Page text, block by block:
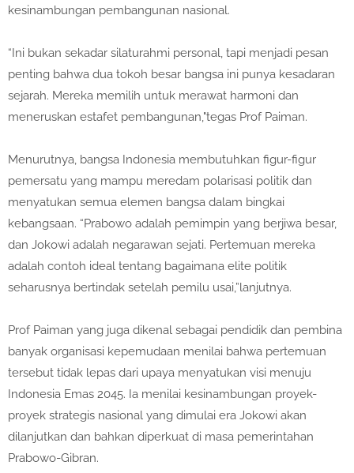
kesinambungan pembangunan nasional.
“Ini bukan sekadar silaturahmi personal, tapi menjadi pesan
penting bahwa dua tokoh besar bangsa ini punya kesadaran
sejarah. Mereka memilih untuk merawat harmoni dan
meneruskan estafet pembangunan,"tegas Prof Paiman.
Menurutnya, bangsa Indonesia membutuhkan figur-figur
pemersatu yang mampu meredam polarisasi politik dan
menyatukan semua elemen bangsa dalam bingkai
kebangsaan. “Prabowo adalah pemimpin yang berjiwa besar,
dan Jokowi adalah negarawan sejati. Pertemuan mereka
adalah contoh ideal tentang bagaimana elite politik
seharusnya bertindak setelah pemilu usai,”lanjutnya.
Prof Paiman yang juga dikenal sebagai pendidik dan pembina
banyak organisasi kepemudaan menilai bahwa pertemuan
tersebut tidak lepas dari upaya menyatukan visi menuju
Indonesia Emas 2045. Ia menilai kesinambungan proyek-
proyek strategis nasional yang dimulai era Jokowi akan
dilanjutkan dan bahkan diperkuat di masa pemerintahan
Prabowo-Gibran.